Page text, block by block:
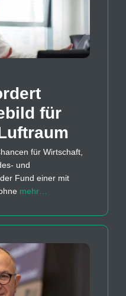
für
für Wirtschaft,
und
Fund einer mit
mehr…